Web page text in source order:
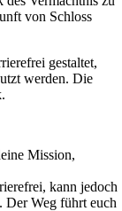
von Schloss
gestaltet,
werden. Die
Mission,
kann jedoch
Der Weg führt euch